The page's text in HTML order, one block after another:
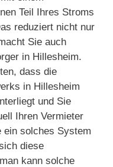
Teil Ihres Stroms
reduziert nicht nur
Sie auch
in Hillesheim.
dass die
in Hillesheim
und Sie
Ihren Vermieter
ein solches System
diese
kann solche